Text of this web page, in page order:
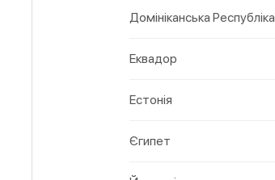
Домініканська Республіка
Еквадор
Естонія
Єгипет